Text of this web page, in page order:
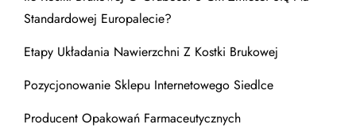
Standardowej Europalecie?
Etapy Układania Nawierzchni Z Kostki Brukowej
Pozycjonowanie Sklepu Internetowego Siedlce
Producent Opakowań Farmaceutycznych